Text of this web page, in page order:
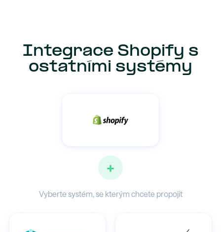
Integrace Shopify s
ostatními systémy
+
Vyberte systém, se kterým chcete propojit